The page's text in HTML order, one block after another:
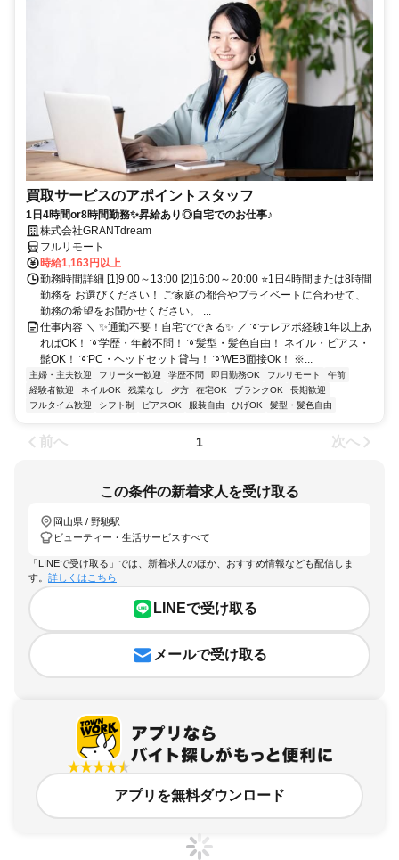
買取サービスのアポイントスタッフ
1日4時間or8時間勤務✨昇給あり◎自宅でのお仕事♪
株式会社GRANTdream
フルリモート
時給1,163円以上
勤務時間詳細 [1]9:00～13:00 [2]16:00～20:00 ⭐1日4時間または8時間
勤務を お選びください！ ご家庭の都合やプライベートに合わせて、
勤務の希望をお聞かせください。 ...
仕事内容 ＼ ✨通勤不要！自宅でできる✨ ／ ➰テレアポ経験1年以上あ
ればOK！ ➰学歴・年齢不問！ ➰髪型・髪色自由！ ネイル・ピアス・
髭OK！ ➰PC・ヘッドセット貸与！ ➰WEB面接Ok！ ※...
主婦・主夫歓迎 フリーター歓迎 学歴不問 即日勤務OK フルリモート
午前
経験者歓迎
ネイルOK 残業なし 夕方 在宅OK ブランクOK
長期歓迎
フルタイム歓迎
シフト制 ピアスOK 服装自由 ひげOK 髪型・髪色自由
前へ 1 次へ
この条件の新着求人を受け取る
岡山県 / 野馳駅
ビューティー・生活サービスすべて
「LINEで受け取る」では、新着求人のほか、おすすめ情報なども配信しま
す。 詳しくはこちら
LINEで受け取る
メールで受け取る
アプリを無料ダウンロード